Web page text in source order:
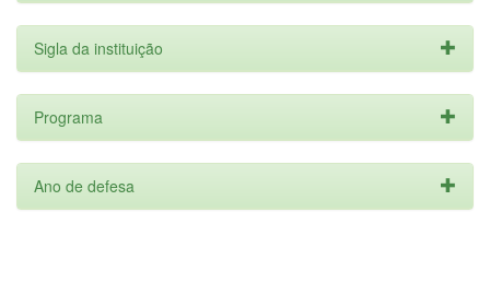
Sigla da instituição
Programa
Ano de defesa